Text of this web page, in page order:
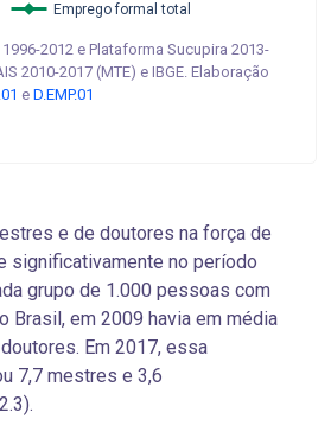
Emprego formal total
2012 e Plataforma Sucupira 2013-
2010-2017 (MTE) e IBGE. Elaboração
e D.EMP.01
e de doutores na força de
significativamente no período
grupo de 1.000 pessoas com
Brasil, em 2009 havia em média
Em 2017, essa
7,7 mestres e 3,6